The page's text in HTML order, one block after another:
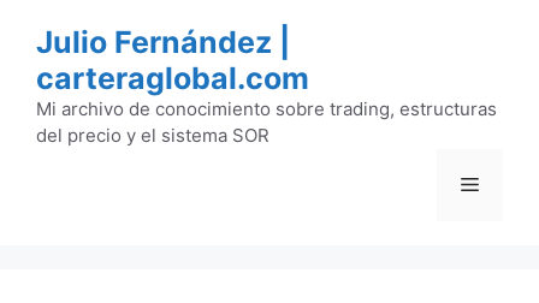
contenido
Julio Fernández |
carteraglobal.com
Mi archivo de conocimiento sobre trading, estructuras
del precio y el sistema SOR
Menú